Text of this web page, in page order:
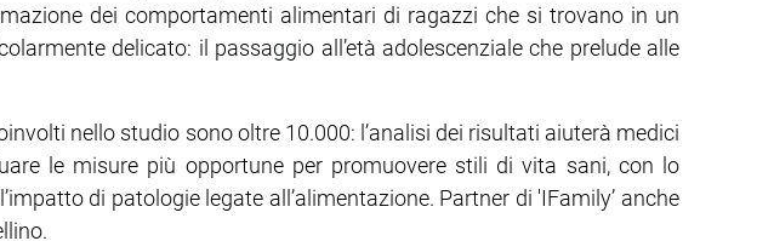
dei comportamenti alimentari di ragazzi che si trovano in un
delicato: il passaggio all’età adolescenziale che prelude alle
nello studio sono oltre 10.000: l’analisi dei risultati aiuterà medici
le misure più opportune per promuovere stili di vita sani, con lo
di patologie legate all’alimentazione. Partner di 'IFamily’ anche